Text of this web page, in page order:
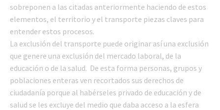
sobreponen a las citadas anteriormente haciendo de estos
elementos, el territorio y el transporte piezas claves para
entender estos procesos.
La exclusión del transporte puede originar así una exclusión
que genere una exclusión del mercado laboral, de la
educación o de la salud. De esta forma personas, grupos y
poblaciones enteras ven recortados sus derechos de
ciudadanía porque al habérseles privado de educación y de
salud se les excluye del medio que daba acceso a la esfera